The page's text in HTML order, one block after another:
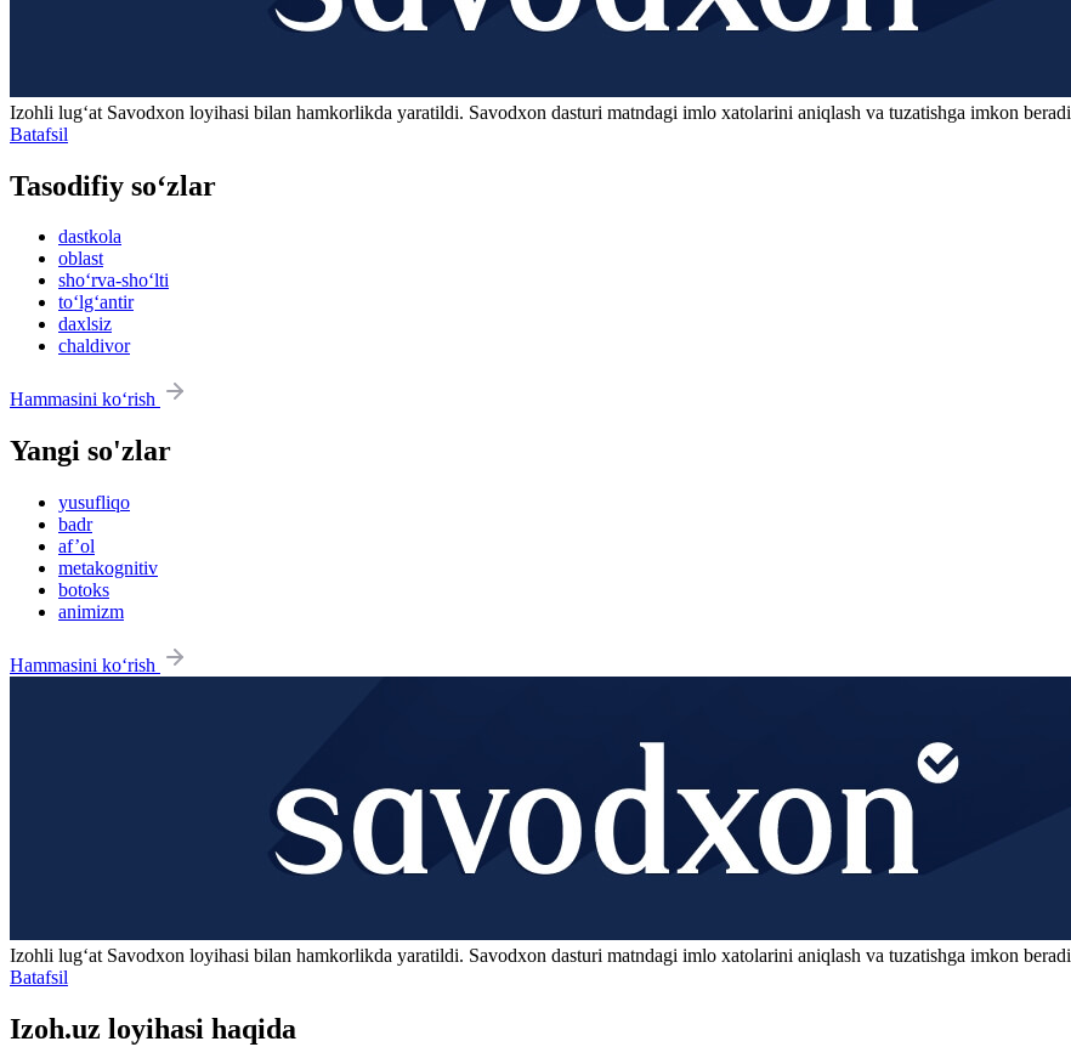
Izohli lugʻat Savodxon loyihasi bilan hamkorlikda yaratildi. Savodxon dasturi matndagi imlo xatolarini aniqlash va tuzatishga imkon
Batafsil
Tasodifiy so‘zlar
dastkola
oblast
sho‘rva-sho‘lti
to‘lg‘antir
daxlsiz
chaldivor
Hammasini ko‘rish
Yangi so'zlar
yusufliqo
badr
af’ol
metakognitiv
botoks
animizm
Hammasini ko‘rish
Izohli lugʻat Savodxon loyihasi bilan hamkorlikda yaratildi. Savodxon dasturi matndagi imlo xatolarini aniqlash va tuzatishga imkon
Batafsil
Izoh.uz loyihasi haqida